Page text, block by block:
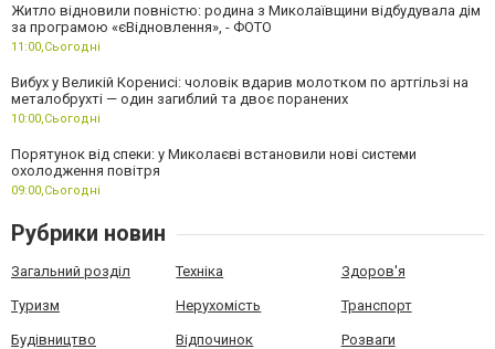
Житло відновили повністю: родина з Миколаївщини відбудувала дім
за програмою «єВідновлення», - ФОТО
11:00, Сьогодні
Вибух у Великій Коренисі: чоловік вдарив молотком по артгільзі на
металобрухті — один загиблий та двоє поранених
10:00, Сьогодні
Порятунок від спеки: у Миколаєві встановили нові системи
охолодження повітря
09:00, Сьогодні
Рубрики новин
Загальний розділ Техніка Здоров'я
Туризм Нерухомість Транспорт
Будівництво Відпочинок Розваги